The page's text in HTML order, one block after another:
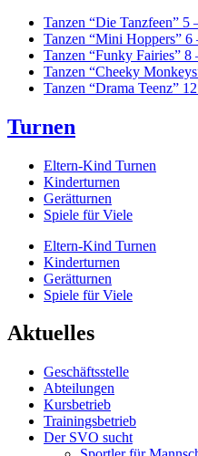
Tanzen “Die Tanzfeen” 5
Tanzen “Mini Hoppers” 6
Tanzen “Funky Fairies” 8
Tanzen “Cheeky
Tanzen “Drama Teenz”
Turnen
Eltern-Kind Turnen
Kinderturnen
Gerätturnen
Spiele für Viele
Eltern-Kind Turnen
Kinderturnen
Gerätturnen
Spiele für Viele
Aktuelles
Geschäftsstelle
Abteilungen
Kursbetrieb
Trainingsbetrieb
Der SVO sucht